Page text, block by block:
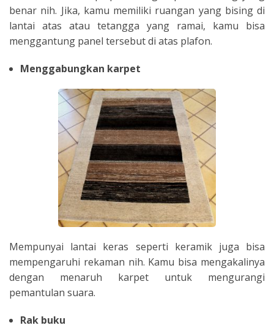
benar nih. Jika, kamu memiliki ruangan yang bising di
lantai atas atau tetangga yang ramai, kamu bisa
menggantung panel tersebut di atas plafon.
Menggabungkan karpet
Mempunyai lantai keras seperti keramik juga bisa
mempengaruhi rekaman nih. Kamu bisa mengakalinya
dengan menaruh karpet untuk mengurangi
pemantulan suara.
Rak buku